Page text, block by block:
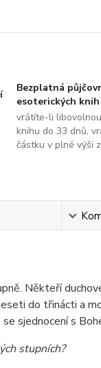
Bezplatná
esoterických knih
vrátíte-li
knihu do 33 dnů,
částku v plné výši
Někteří
do třinácti a
sjednocení s
stupních?